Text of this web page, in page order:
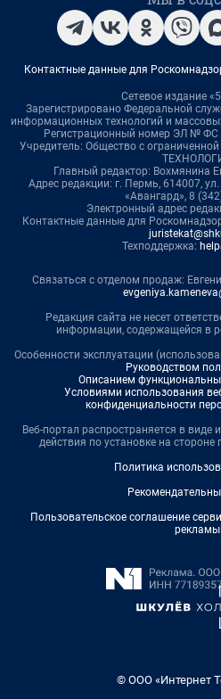
Контактные данные для
Сетевое издание
Зарегистрировано Федеральной
информационных технологий и
Регистрационный номер ЭЛ № ФС
Учредитель: Общество с
Главный редактор: Вохмянина
Адрес редакции: г. Пермь, 614007,
«Авангард», 8
Электронный адрес
Контактные данные для
Техподдержка:
Связаться с отделом продаж:
Редакция сайта не несет
информации, содержащейся в
Особенности эксплуатации
Руководством
Описанием
Условиями использования
конфиденциальности
Веб-портал распространяется в виде
действия по установке на
Политика
Пользовательское соглашение
© ООО «Интернет